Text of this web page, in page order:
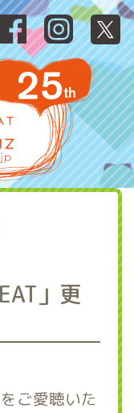
」更
ご愛聴いた